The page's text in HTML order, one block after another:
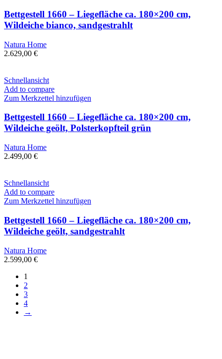
Bettgestell 1660 – Liegefläche ca. 180×200 cm,
Wildeiche bianco, sandgestrahlt
Natura Home
2.629,00 €
Schnellansicht
Add to compare
Zum Merkzettel hinzufügen
Bettgestell 1660 – Liegefläche ca. 180×200 cm,
Wildeiche geölt, Polsterkopfteil grün
Natura Home
2.499,00 €
Schnellansicht
Add to compare
Zum Merkzettel hinzufügen
Bettgestell 1660 – Liegefläche ca. 180×200 cm,
Wildeiche geölt, sandgestrahlt
Natura Home
2.599,00 €
1
2
3
4
→